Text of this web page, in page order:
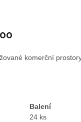
komerční
Balení
24 ks